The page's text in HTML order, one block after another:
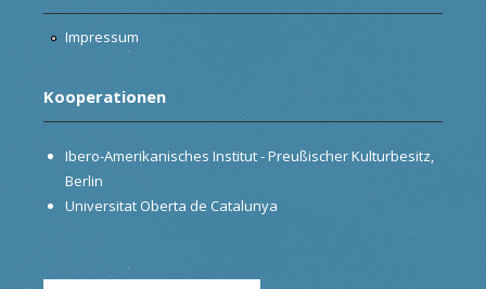
Impressum
Kooperationen
Ibero-Amerikanisches Institut - Preußischer Kulturbesitz,
Berlin
Universitat Oberta de Catalunya